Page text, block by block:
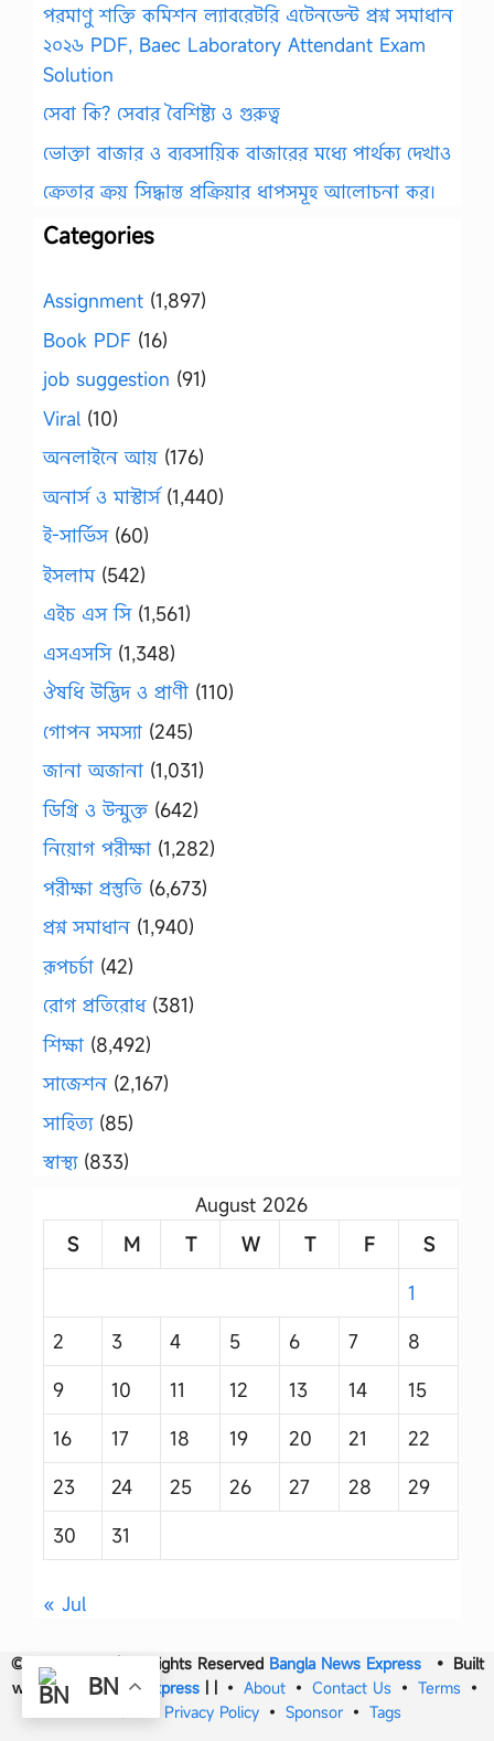
পরমাণু শক্তি কমিশন ল্যাবরেটরি এটেনডেন্ট প্রশ্ন সমাধান
২০২৬ PDF, Baec Laboratory Attendant Exam
Solution
সেবা কি? সেবার বৈশিষ্ট্য ও গুরুত্ব
ভোক্তা বাজার ও ব্যবসায়িক বাজারের মধ্যে পার্থক্য দেখাও
ক্রেতার ক্রয় সিদ্ধান্ত প্রক্রিয়ার ধাপসমূহ আলোচনা কর।
Categories
Assignment (1,897)
Book PDF (16)
job suggestion (91)
Viral (10)
অনলাইনে আয় (176)
অনার্স ও মাস্টার্স(1,440)
ই-সার্ভিস(60)
ইসলাম(542)
এইচ এস সি(1,561)
এসএসসি(1,348)
ঔষধি উদ্ভিদ ও প্রাণী (110)
গোপন সমস্যা (245)
জানা অজানা (1,031)
ডিগ্রি ও উন্মুক্ত (642)
নিয়োগ পরীক্ষা (1,282)
পরীক্ষা প্রস্তুতি (6,673)
প্রশ্ন সমাধান (1,940)
রূপচর্চা (42)
রোগ প্রতিরোধ(381)
শিক্ষা (8,492)
সাজেশন (2,167)
সাহিত্য(85)
স্বাস্থ্য(833)
August 2026
S
M T W T F
S
1
2
3 4 5 6 7
8
9
10 11 12 13 14
15
16
17 18 19 20 21
22
23
24 25 26 27 28
29
30
31
« Jul
© 2017- 2026 | All Rights Reserved Bangla News Express• Built
withBangla News Express | | • About • Contact Us • Terms •
Privacy Policy • Sponsor • Tags
BN